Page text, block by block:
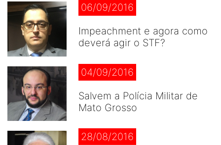
06/09/2016
Impeachment e agora como
deverá agir o STF?
04/09/2016
Salvem a Polícia Militar de
Mato Grosso
28/08/2016